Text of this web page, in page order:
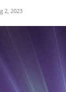
2, 2023